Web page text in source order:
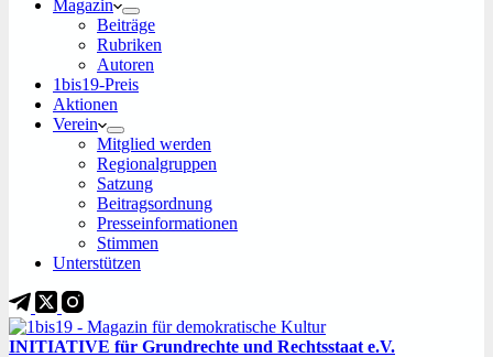
Magazin
Beiträge
Rubriken
Autoren
1bis19-Preis
Aktionen
Verein
Mitglied werden
Regionalgruppen
Satzung
Beitragsordnung
Presseinformationen
Stimmen
Unterstützen
INITIATIVE für Grundrechte und Rechtsstaat e.V.